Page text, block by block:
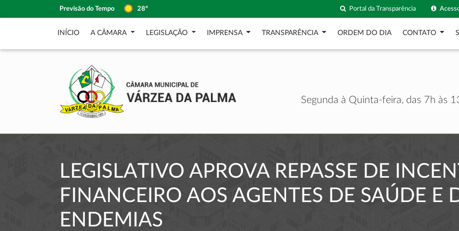
Previsão do Tempo 28º Portal da Transparência
INÍCIO A CÂMARA LEGISLAÇÃO IMPRENSA TRANSPARÊNCIA ORDEM DO DIA CONTATO
Segunda à Quinta-feira, das 7h às
LEGISLATIVO APROVA REPASSE DE
FINANCEIRO AOS AGENTES DE SAÚDE E
ENDEMIAS